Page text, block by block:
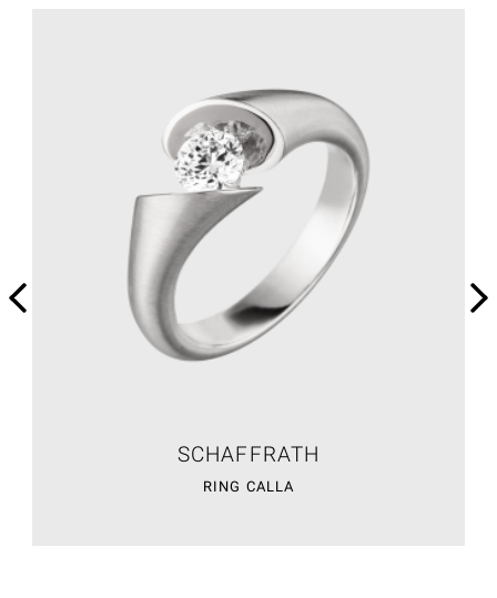
SCHAFFRATH
RING CALLA